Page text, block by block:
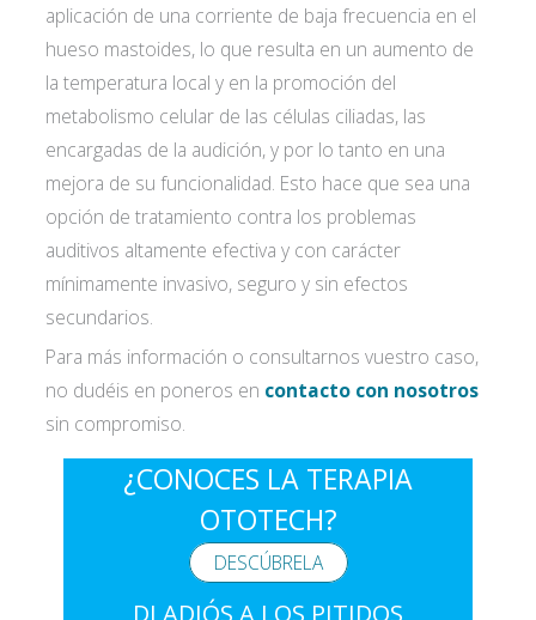
privacidad*
aplicación de una corriente de baja frecuencia en el
hueso mastoides, lo que resulta en un aumento de
la temperatura local y en la promoción del
metabolismo celular de las células ciliadas, las
encargadas de la audición, y por lo tanto en una
mejora de su funcionalidad. Esto hace que sea una
opción de tratamiento contra los problemas
auditivos altamente efectiva y con carácter
mínimamente invasivo, seguro y sin efectos
secundarios.
Para más información o consultarnos vuestro caso,
no dudéis en poneros en contacto con nosotros
sin compromiso.
¿CONOCES LA TERAPIA
OTOTECH?
DESCÚBRELA